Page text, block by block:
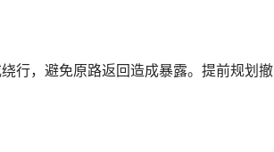
行，避免原路返回造成暴露。提前规划撤